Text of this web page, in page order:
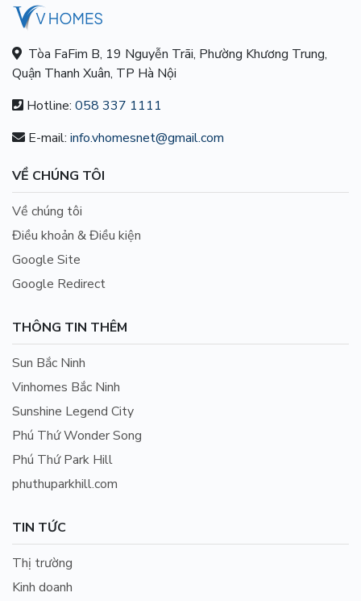
Tòa FaFim B, 19 Nguyễn Trãi, Phường Khương Trung,
Quận Thanh Xuân, TP Hà Nội
Hotline: 058 337 1111
E-mail: info.vhomesnet@gmail.com
VỀ CHÚNG TÔI
Về chúng tôi
Điều khoản & Điều kiện
Google Site
Google Redirect
THÔNG TIN THÊM
Sun Bắc Ninh
Vinhomes Bắc Ninh
Sunshine Legend City
Phú Thứ Wonder Song
Phú Thứ Park Hill
phuthuparkhill.com
TIN TỨC
Thị trường
Kinh doanh